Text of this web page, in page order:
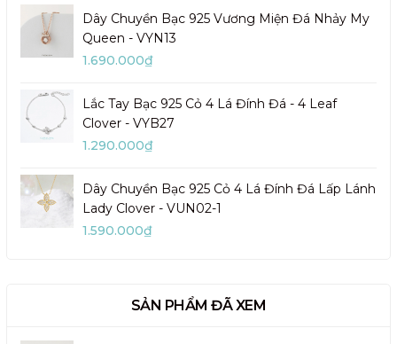
Dây Chuyền Bạc 925 Vương Miện Đá Nhảy My
Queen - VYN13
1.690.000₫
Lắc Tay Bạc 925 Cỏ 4 Lá Đính Đá - 4 Leaf
Clover - VYB27
1.290.000₫
Dây Chuyền Bạc 925 Cỏ 4 Lá Đính Đá Lấp Lánh
Lady Clover - VUN02-1
1.590.000₫
SẢN PHẨM ĐÃ XEM